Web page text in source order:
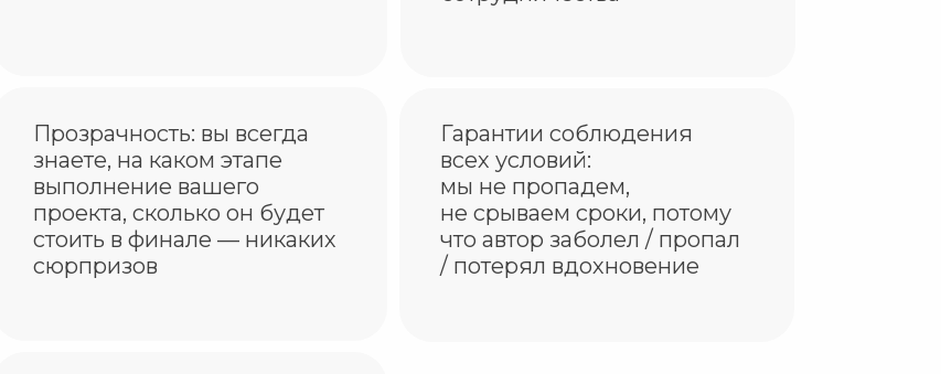
Прозрачность: вы всегда
знаете, на каком этапе
выполнение вашего
проекта, сколько он будет
стоить в финале — никаких
сюрпризов
Гарантии соблюдения
всех условий:
мы не пропадем,
не срываем сроки, потому
что автор заболел / пропал
/ потерял вдохновение